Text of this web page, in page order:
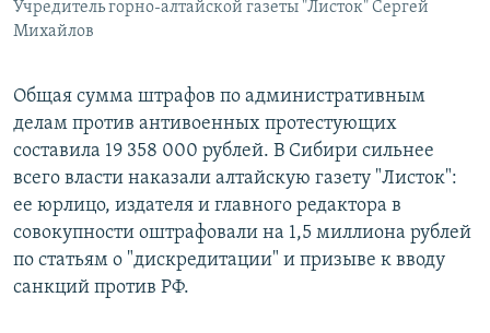
Учредитель горно-алтайской газеты "Листок" Сергей
Михайлов
Общая сумма штрафов по административным
делам против антивоенных протестующих
составила 19 358 000 рублей. В Сибири сильнее
всего власти наказали алтайскую газету "Листок":
ее юрлицо, издателя и главного редактора в
совокупности оштрафовали на 1,5 миллиона рублей
по статьям о "дискредитации" и призыве к вводу
санкций против РФ.